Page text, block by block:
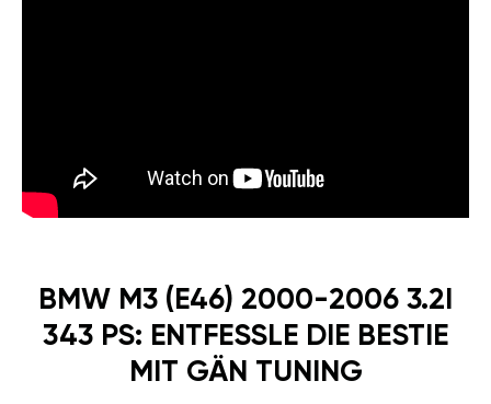
BMW M3 (E46) 2000-2006 3.2I
343 PS: ENTFESSLE DIE BESTIE
MIT GÄN TUNING